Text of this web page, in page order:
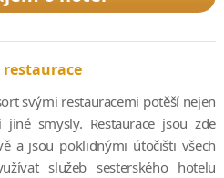
svými restauracemi potěší nejen
smysly. Restaurace jsou zde
a jsou poklidnými útočišti všech
služeb sesterského hotelu